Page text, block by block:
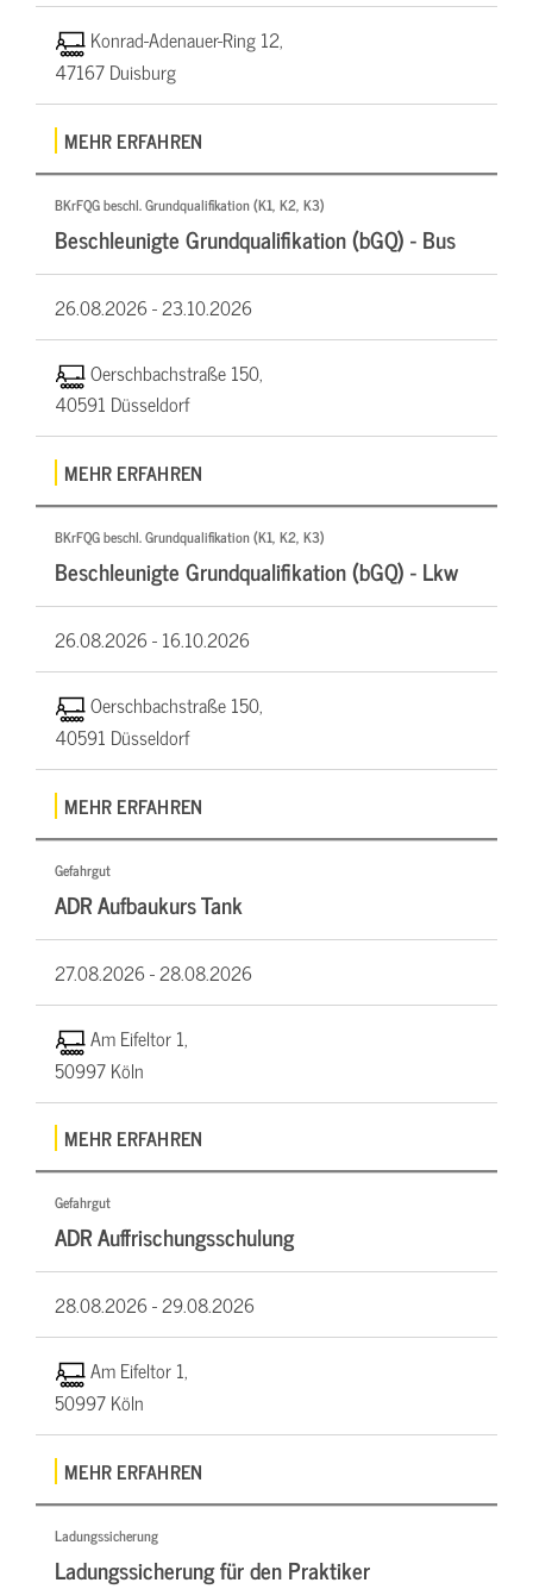
Konrad-Adenauer-Ring 12,
47167 Duisburg
MEHR ERFAHREN
BKrFQG beschl. Grundqualifikation (K1, K2, K3)
Beschleunigte Grundqualifikation (bGQ) - Bus
26.08.2026 -23.10.2026
Oerschbachstraße 150,
40591 Düsseldorf
MEHR ERFAHREN
BKrFQG beschl. Grundqualifikation (K1, K2, K3)
Beschleunigte Grundqualifikation (bGQ) - Lkw
26.08.2026 -16.10.2026
Oerschbachstraße 150,
40591 Düsseldorf
MEHR ERFAHREN
Gefahrgut
ADR Aufbaukurs Tank
27.08.2026 -28.08.2026
Am Eifeltor 1,
50997 Köln
MEHR ERFAHREN
Gefahrgut
ADR Auffrischungsschulung
28.08.2026 -29.08.2026
Am Eifeltor 1,
50997 Köln
MEHR ERFAHREN
Ladungssicherung
Ladungssicherung für den Praktiker